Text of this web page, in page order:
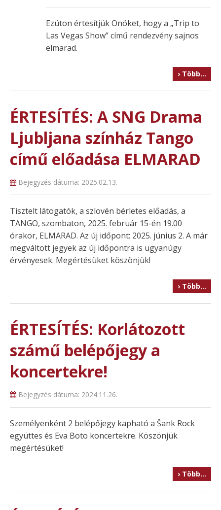
Ezúton értesítjük Önöket, hogy a „Trip to
Las Vegas Show” című rendezvény sajnos
elmarad.
› Több…
ÉRTESÍTÉS: A SNG Drama
Ljubljana színház Tango
című előadása ELMARAD
Bejegyzés dátuma: 2025.02.13.
Tisztelt látogatók, a szlovén bérletes előadás, a
TANGO, szombaton, 2025. február 15-én 19.00
órakor, ELMARAD. Az új időpont: 2025. június 2. A már
megváltott jegyek az új időpontra is ugyanúgy
érvényesek. Megértésüket köszönjük!
› Több…
ÉRTESÍTÉS: Korlátozott
számű belépőjegy a
koncertekre!
Bejegyzés dátuma: 2024.11.26.
Személyenként 2 belépőjegy kapható a Šank Rock
együttes és Eva Boto koncertekre. Köszönjük
megértésüket!
› Több…